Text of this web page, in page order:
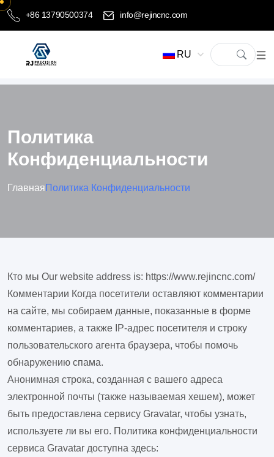
+86 13790500374 info@rejincnc.com
RU
Политика
Конфиденциальности
Главная Политика Конфиденциальности
Кто мы Our website address is: https://www.rejincnc.com/
Комментарии Когда посетители оставляют комментарии
на сайте, мы собираем данные, показанные в форме
комментариев, а также IP-адрес посетителя и строку
пользовательского агента браузера, чтобы помочь
обнаружению спама.
Анонимная строка, созданная с вашего адреса
электронной почты (также называемая хешем), может
быть предоставлена сервису Gravatar, чтобы узнать,
используете ли вы его. Политика конфиденциальности
сервиса Gravatar доступна здесь: